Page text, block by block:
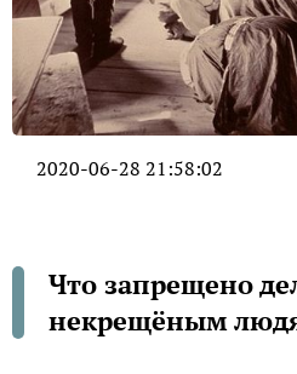
2020-06-28 21:58:02
Что запрещено
некрещёным